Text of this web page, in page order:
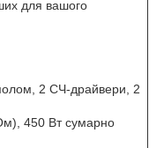
для вашого
2 СЧ-драйвери, 2
450 Вт сумарно